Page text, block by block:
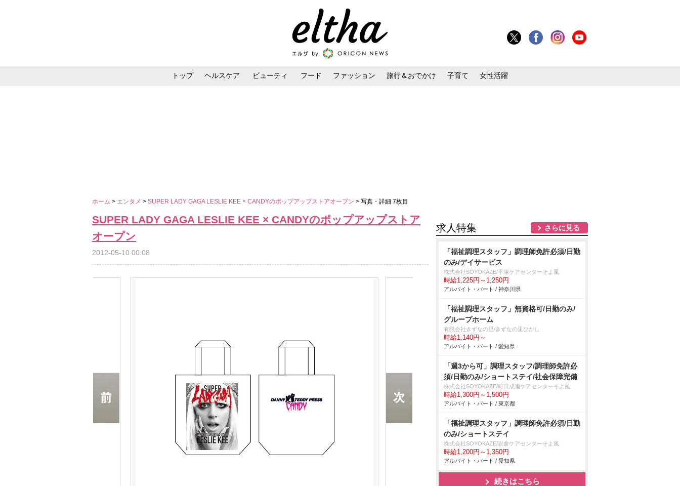
トップ ヘルスケア ビューティ フード ファッション 旅行＆おでかけ 子育て 女性活躍
ホーム > エンタメ > SUPER LADY GAGA LESLIE KEE × CANDYのポップアップストアオープン > 写真・詳細 7枚目
SUPER LADY GAGA LESLIE KEE × CANDYのポップアップストア
オープン
2012-05-10 00:08
求人特集 さらに見る
「福祉調理スタッフ」調理師免許必須/日勤
のみ/デイサービス
株式会社SOYOKAZE/平塚ケアセンターそよ風
時給1,225円～1,250円
アルバイト・パート / 神奈川県
「福祉調理スタッフ」無資格可/日勤のみ/
グループホーム
有限会社きずなの里/きずなの里ひがし
時給1,140円～
アルバイト・パート / 愛知県
「週3から可」調理スタッフ/調理師免許必
須/日勤のみ/ショートステイ/社会保障完備
株式会社SOYOKAZE/町田成瀬ケアセンターそよ風
時給1,300円～1,500円
アルバイト・パート / 東京都
「福祉調理スタッフ」調理師免許必須/日勤
のみ/ショートステイ
株式会社SOYOKAZE/岩倉ケアセンターそよ風
時給1,200円～1,350円
アルバイト・パート / 愛知県
続きはこちら